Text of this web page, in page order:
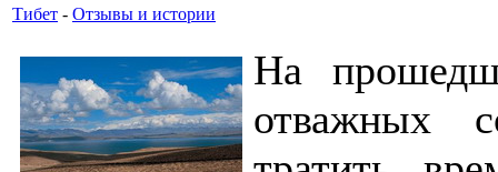
Тибет - Отзывы и истории
На
отважных